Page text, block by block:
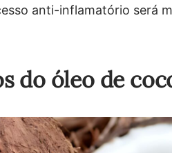
anti-inflamatório será
do óleo de